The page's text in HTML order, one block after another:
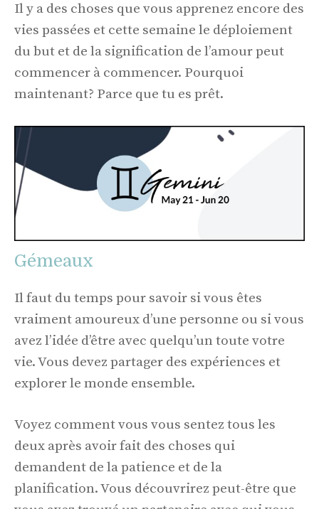
Il y a des choses que vous apprenez encore des
vies passées et cette semaine le déploiement
du but et de la signification de l’amour peut
commencer à commencer. Pourquoi
maintenant? Parce que tu es prêt.
Gémeaux
Il faut du temps pour savoir si vous êtes
vraiment amoureux d’une personne ou si vous
avez l’idée d’être avec quelqu’un toute votre
vie. Vous devez partager des expériences et
explorer le monde ensemble.
Voyez comment vous vous sentez tous les
deux après avoir fait des choses qui
demandent de la patience et de la
planification. Vous découvrirez peut-être que